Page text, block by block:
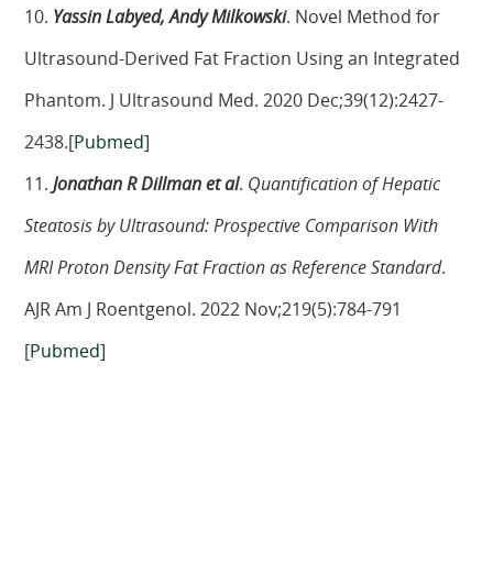
10. Yassin Labyed, Andy Milkowski. Novel Method for
Ultrasound-Derived Fat Fraction Using an Integrated
Phantom. J Ultrasound Med. 2020 Dec;39(12):2427-
2438.[Pubmed]
11.Jonathan R Dillman et al. Quantification of Hepatic
Steatosis by Ultrasound: Prospective Comparison With
MRI Proton Density Fat Fraction as Reference Standard.
AJR Am J Roentgenol. 2022 Nov;219(5):784-791
[Pubmed]